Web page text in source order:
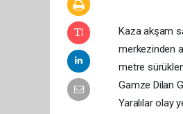
Kaza akşam
merkezinden
metre
Gamze Dilan
Yaralılar olay